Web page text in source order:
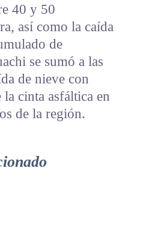
40 y 50
así como la caída
de
se sumó a las
de nieve con
cinta asfáltica en
de la región.